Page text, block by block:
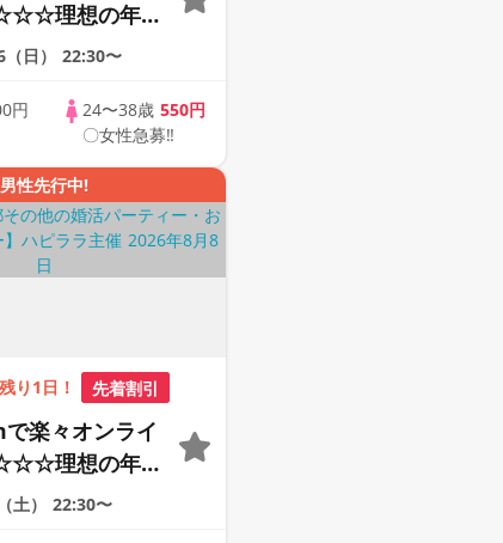
理想の年の
・・・素敵な
イン婚活☆全国
司会進行あり♪♪
日） 22:30〜
円
24〜38歳 550円
〇女性急募‼
男性先行中!
り1日！ 先着割引
楽々オンライ
理想の年の
・・・素敵な
土） 22:30〜